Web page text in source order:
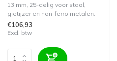
13 mm, 25-delig voor staal,
gietijzer en non-ferro metalen.
€106,93
Excl. btw